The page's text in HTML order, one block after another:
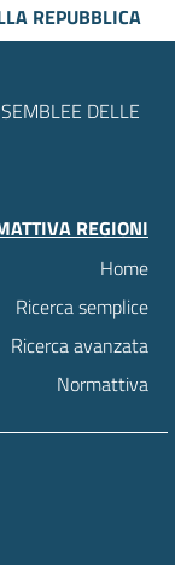
REPUBBLICA
DELLE
REGIONI
Home
Ricerca semplice
Ricerca avanzata
Normattiva